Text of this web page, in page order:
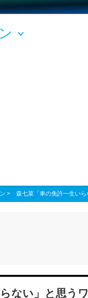
> 森七菜「車の免許一生い
ない」と思う